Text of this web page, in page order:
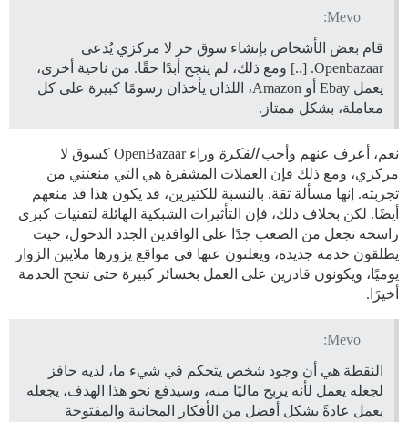
Mevo:
قام بعض الأشخاص بإنشاء سوق حر لا مركزي يُدعى
Openbazaar. [..] ومع ذلك، لم ينجح أبدًا حقًا. من ناحية أخرى،
يعمل Ebay أو Amazon، اللذان يأخذان رسومًا كبيرة على كل
معاملة، بشكل ممتاز.
نعم، أعرف عنهم وأحبالفكرة
وراء OpenBazaar كسوق لا
مركزي، ومع ذلك فإن العملات المشفرة هي التي منعتني من
تجربته. إنها مسألة ثقة. بالنسبة للكثيرين، قد يكون هذا قد منعهم
أيضًا. لكن بخلاف ذلك، فإن التأثيرات الشبكية الهائلة لتقنيات كبرى
راسخة تجعل من الصعب جدًا على الوافدين الجدد الدخول، حيث
يطلقون خدمة جديدة، ويعلنون عنها في مواقع يزورها ملايين الزوار
يوميًا، ويكونون قادرين على العمل بخسائر كبيرة حتى تنجح الخدمة
أخيرًا.
Mevo:
النقطة هي أن وجود شخص يتحكم في شيء ما، لديه حافز
لجعله يعمل لأنه يربح ماليًا منه، وسيدفع نحو هذا الهدف، يجعله
يعمل عادةً بشكل أفضل من الأفكار المجانية والمفتوحة